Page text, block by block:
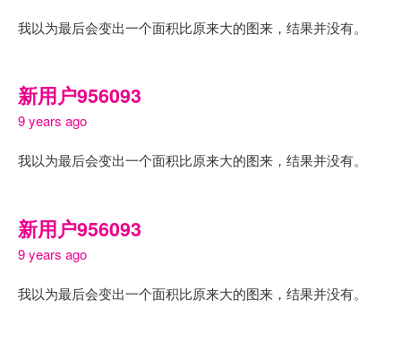
我以为最后会变出一个面积比原来大的图来，结果并没有。
新用户956093
9 years ago
我以为最后会变出一个面积比原来大的图来，结果并没有。
新用户956093
9 years ago
我以为最后会变出一个面积比原来大的图来，结果并没有。